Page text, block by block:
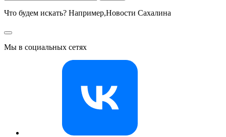
Что будем искать? Например,Новости Сахалина
Мы в социальных сетях